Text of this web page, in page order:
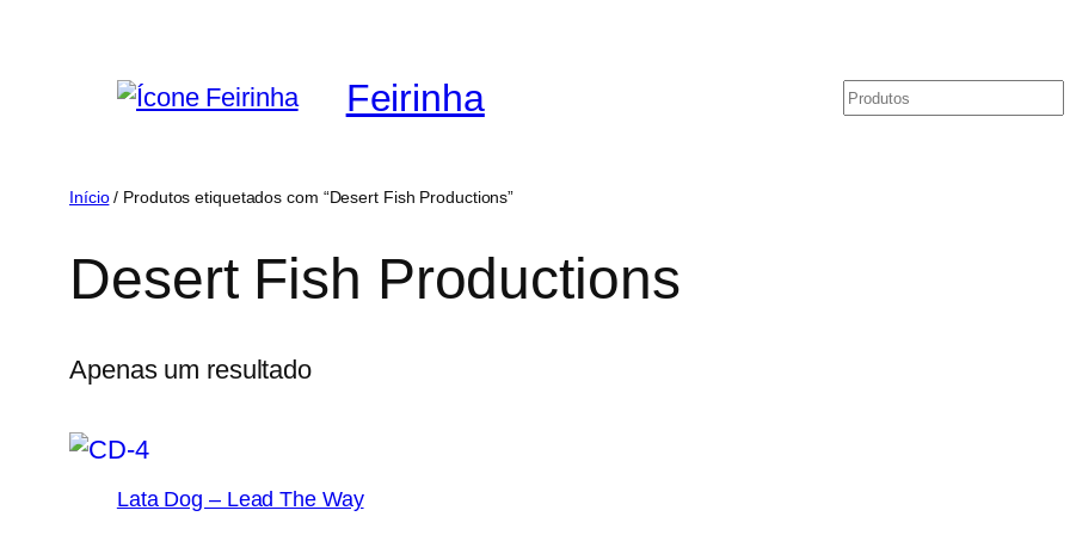
Feirinha Pesquisar
Início/ Produtos etiquetados com “Desert Fish Productions”
Desert Fish Productions
Apenas um resultado
Lata Dog – Lead The Way